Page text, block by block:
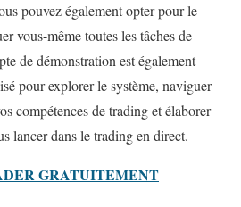
pouvez également opter pour le
vous-même toutes les tâches de
de démonstration est également
pour explorer le système, naviguer
compétences de trading et élaborer
lancer dans le trading en direct.
GRATUITEMENT